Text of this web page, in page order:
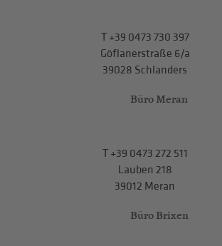
T+39 0473 730 397
Göflanerstraße 6/a
39028 Schlanders
Büro Meran
T+39 0473 272 511
Lauben 218
39012 Meran
Büro Brixen